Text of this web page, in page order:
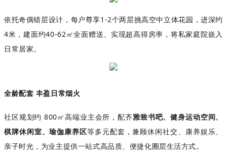
依托奇偶错层设计，每户尊享1-2个两层挑高空中立体花园，进深约
4米，建面约40-62㎡全面赠送、实现超高得房率，将私家庭院嵌入
日常居家。
全龄配套 丰盈日常烟火
社区规划约 800㎡高端业主会所，配齐雅致书吧、健身运动空间、
棋牌休闲室、瑜伽康养区等多元配套，兼顾休闲社交、康养娱乐、
亲子时光，为业主提供一站式高品质、便捷化圈层生活方式。